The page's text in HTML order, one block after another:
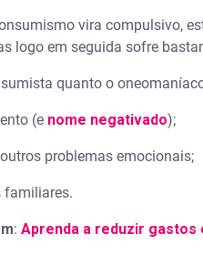
vira compulsivo,
logo em seguida sofre
quanto o
(e nome negativado);
outros problemas emocionais;
familiares.
: Aprenda a reduzir gastos